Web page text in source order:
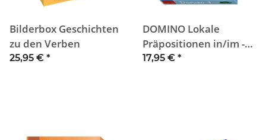
Bilderbox Geschichten
zu den Verben
25,95 € *
DOMINO Lokale
Präpositionen in/im -
auf - unter
17,95 € *